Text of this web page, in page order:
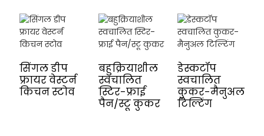
सिंगल डीप
फ्रायर वेस्टर्न
किचन स्टोव
बहुक्रियाशील
स्वचालित
स्टिर-फ्राई
पैन/स्टू कुकर
डेस्कटॉप
स्वचालित
कुकर-मैनुअल
टिल्टिंग